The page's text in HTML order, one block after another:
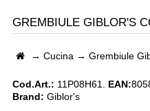
GREMBIULE GIBLOR'S
→ Cucina → Grembiule
Cod.Art.: 11P08H61. EAN:
Brand: Giblor's